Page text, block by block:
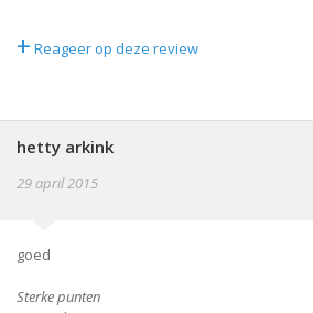
+ Reageer op deze review
hetty arkink
29 april 2015
goed
Sterke punten